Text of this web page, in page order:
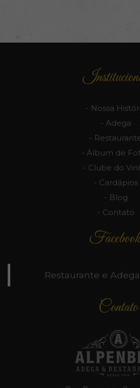
Nossa
Adega
Álbum de
Clube do
Cardápios
Blog
Contato
Facebook
Restaurante e
Contato